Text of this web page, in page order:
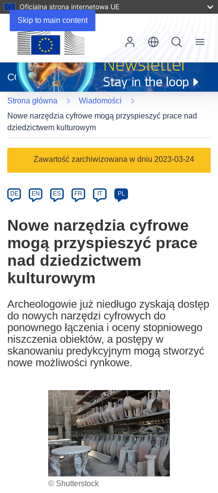
Skip to main content
Oficjalna strona internetowa UE
otworzy
się
w
nowym
oknie)
CORDIS
Menu
Strona główna
Wiadomości
Nowe narzędzia cyfrowe mogą przyspieszyć prace nad
dziedzictwem kulturowym
Category
Zawartość zarchiwizowana w dniu 2023-03-24
Article
available
the
following
languages:
DE EN ES FR IT PL
Nowe narzędzia cyfrowe
mogą przyspieszyć prace
nad dziedzictwem
kulturowym
Archeologowie już niedługo zyskają dostęp
do nowych narzędzi cyfrowych do
ponownego łączenia i oceny stopniowego
niszczenia obiektów, a postępy w
skanowaniu predykcyjnym mogą stworzyć
nowe możliwości rynkowe.
© Shutterstock